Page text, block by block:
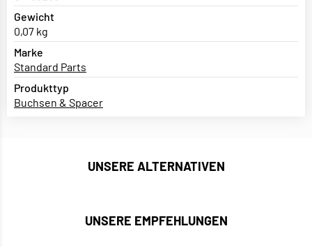
Gewicht
0,07 kg
Marke
Standard Parts
Produkttyp
Buchsen & Spacer
UNSERE ALTERNATIVEN
UNSERE EMPFEHLUNGEN